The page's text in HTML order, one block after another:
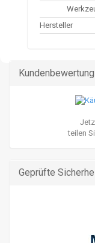
Hersteller
Kundenbewertung
teilen
Geprüfte